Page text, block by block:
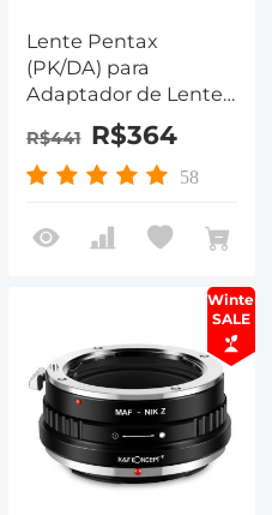
Lente Pentax
(PK/DA) para
Adaptador de Lente
de Alta Precisão para
Montagem de
Câmera Nikon Série
R$441 R$364
58
Winter
SALE